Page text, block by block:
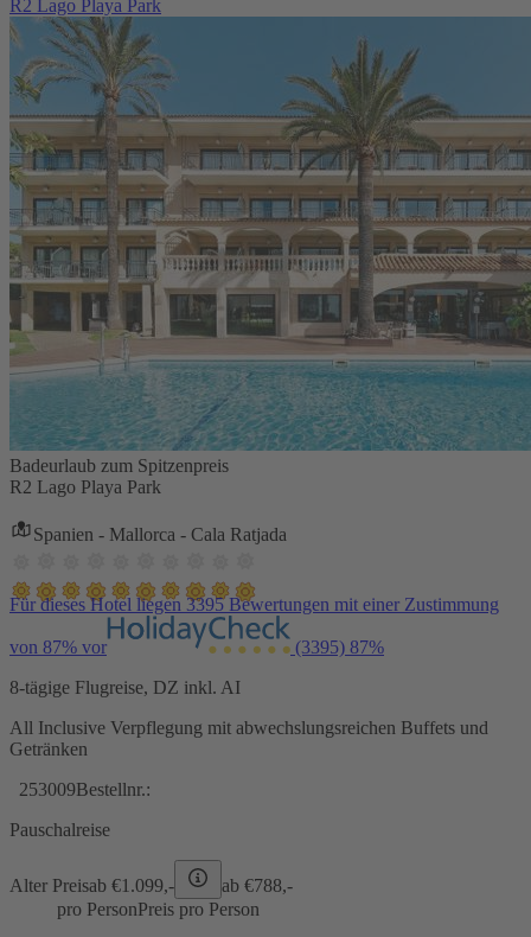
R2 Lago Playa Park
Badeurlaub zum Spitzenpreis
R2 Lago Playa Park
Spanien - Mallorca - Cala Ratjada
Für dieses Hotel liegen 3395 Bewertungen mit einer Zustimmung
von 87% vor (3395) 87%
8-tägige Flugreise, DZ inkl. AI
All Inclusive Verpflegung mit abwechslungsreichen Buffets und
Getränken
253009Bestellnr.:
Pauschalreise
Alter Preisab €1.099,- ab €788,-
pro PersonPreis pro Person